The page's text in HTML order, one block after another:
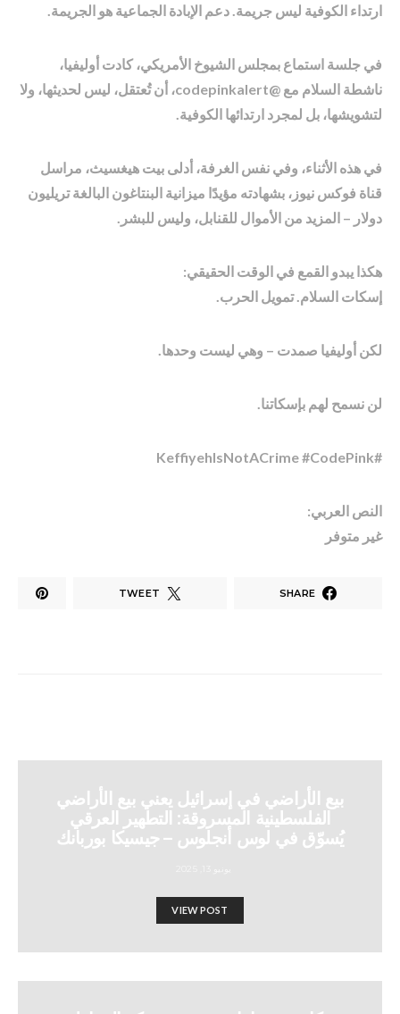
ارتداء الكوفية ليس جريمة. دعم الإبادة الجماعية هو الجريمة.
في جلسة استماع بمجلس الشيوخ الأمريكي، كادت أوليفيا،
ناشطة السلام مع @codepinkalert، أن تُعتقل، ليس لحديثها، ولا
لتشويشها، بل لمجرد ارتدائها الكوفية.
في هذه الأثناء، وفي نفس الغرفة، أدلى بيت هيغسيث، مراسل
قناة فوكس نيوز، بشهادته مؤيدًا ميزانية البنتاغون البالغة تريليون
دولار – المزيد من الأموال للقنابل، وليس للبشر.
هكذا يبدو القمع في الوقت الحقيقي:
إسكات السلام. تمويل الحرب.
لكن أوليفيا صمدت – وهي ليست وحدها.
لن نسمح لهم بإسكاتنا.
#KeffiyehIsNotACrime #CodePink
النص العربي:
غير متوفر
SHARE
TWEET
بيع الأراضي في إسرائيل يعني بيع الأراضي
الفلسطينية المسروقة: التطهير العرقي
يُسوّق في لوس أنجلوس – جيسيكا بوربانك
VIEW POST